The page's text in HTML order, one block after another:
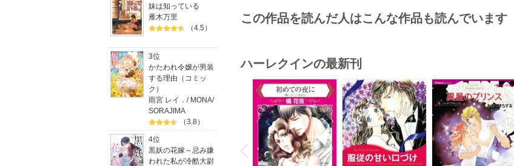
妹は知っている
雁木万里
（4.5）
3位
かたわれ令嬢が男装
する理由（コミッ
ク）
雨宮 レイ． / MONA/
SORAJIMA
（3.8）
4位
黒妖の花嫁～忌み嫌
われた私が冷酷大尉
この作品を読んだ人はこんな作品も読んでいます
ハーレクインの最新刊
P
r
e
i
o
u
s